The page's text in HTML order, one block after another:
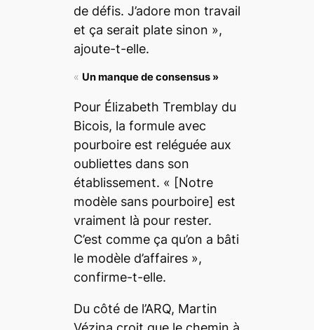
de défis. J’adore mon travail
et ça serait plate sinon »,
ajoute-t-elle.
« Un manque de consensus »
Pour Élizabeth Tremblay du
Bicois, la formule avec
pourboire est reléguée aux
oubliettes dans son
établissement. « [Notre
modèle sans pourboire] est
vraiment là pour rester.
C’est comme ça qu’on a bâti
le modèle d’affaires »,
confirme-t-elle.
Du côté de l’ARQ, Martin